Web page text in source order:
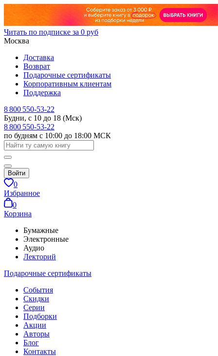
Читать по подписке за 0 руб
Москва
Доставка
Возврат
Подарочные сертификаты
Корпоративным клиентам
Поддержка
8 800 550-53-22
Будни, с 10 до 18 (Мск)
8 800 550-53-22
по будням с 10:00 до 18:00 МСК
Войти
0
Избранное
0
Корзина
Бумажные
Электронные
Аудио
Лекторий
Подарочные сертификаты
События
Скидки
Серии
Подборки
Акции
Авторы
Блог
Контакты